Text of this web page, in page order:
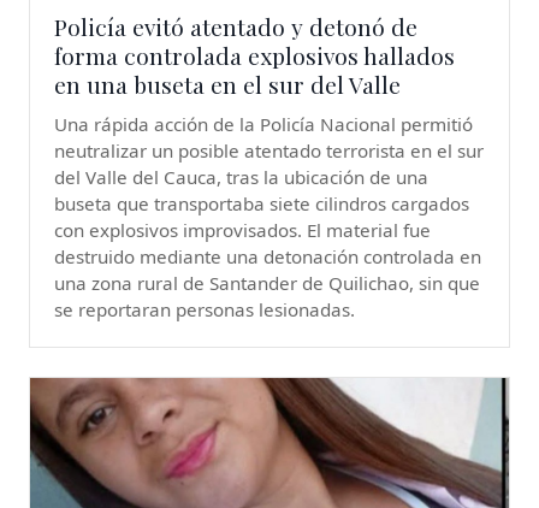
Policía evitó atentado y detonó de
forma controlada explosivos hallados
en una buseta en el sur del Valle
Una rápida acción de la Policía Nacional permitió
neutralizar un posible atentado terrorista en el sur
del Valle del Cauca, tras la ubicación de una
buseta que transportaba siete cilindros cargados
con explosivos improvisados. El material fue
destruido mediante una detonación controlada en
una zona rural de Santander de Quilichao, sin que
se reportaran personas lesionadas.